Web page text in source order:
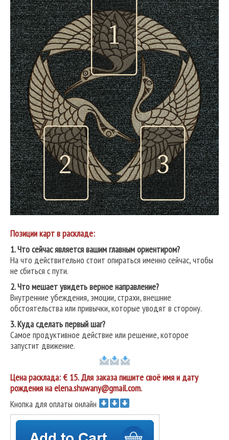
Позиции карт в раскладе:
1. Что сейчас является вашим главным ориентиром?
На что действительно стоит опираться именно сейчас, чтобы
не сбиться с пути.
2. Что мешает увидеть верное направление?
Внутренние убеждения, эмоции, страхи, внешние
обстоятельства или привычки, которые уводят в сторону.
3. Куда сделать первый шаг?
Самое продуктивное действие или решение, которое
запустит движение.
Цена расклада: € 15. Для заказа пишите своё имя и дату
рождения на elena.shuwany@gmail.com.
Кнопка для оплаты онлайн